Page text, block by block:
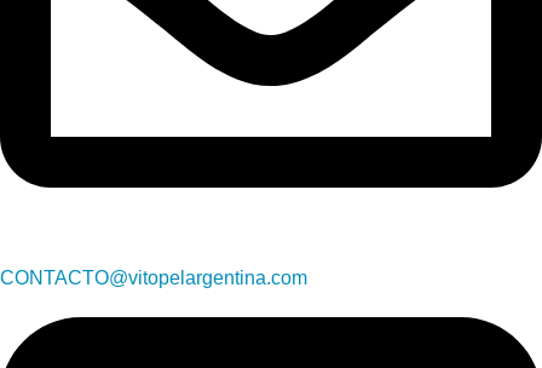
CONTACTO@vitopelargentina.com